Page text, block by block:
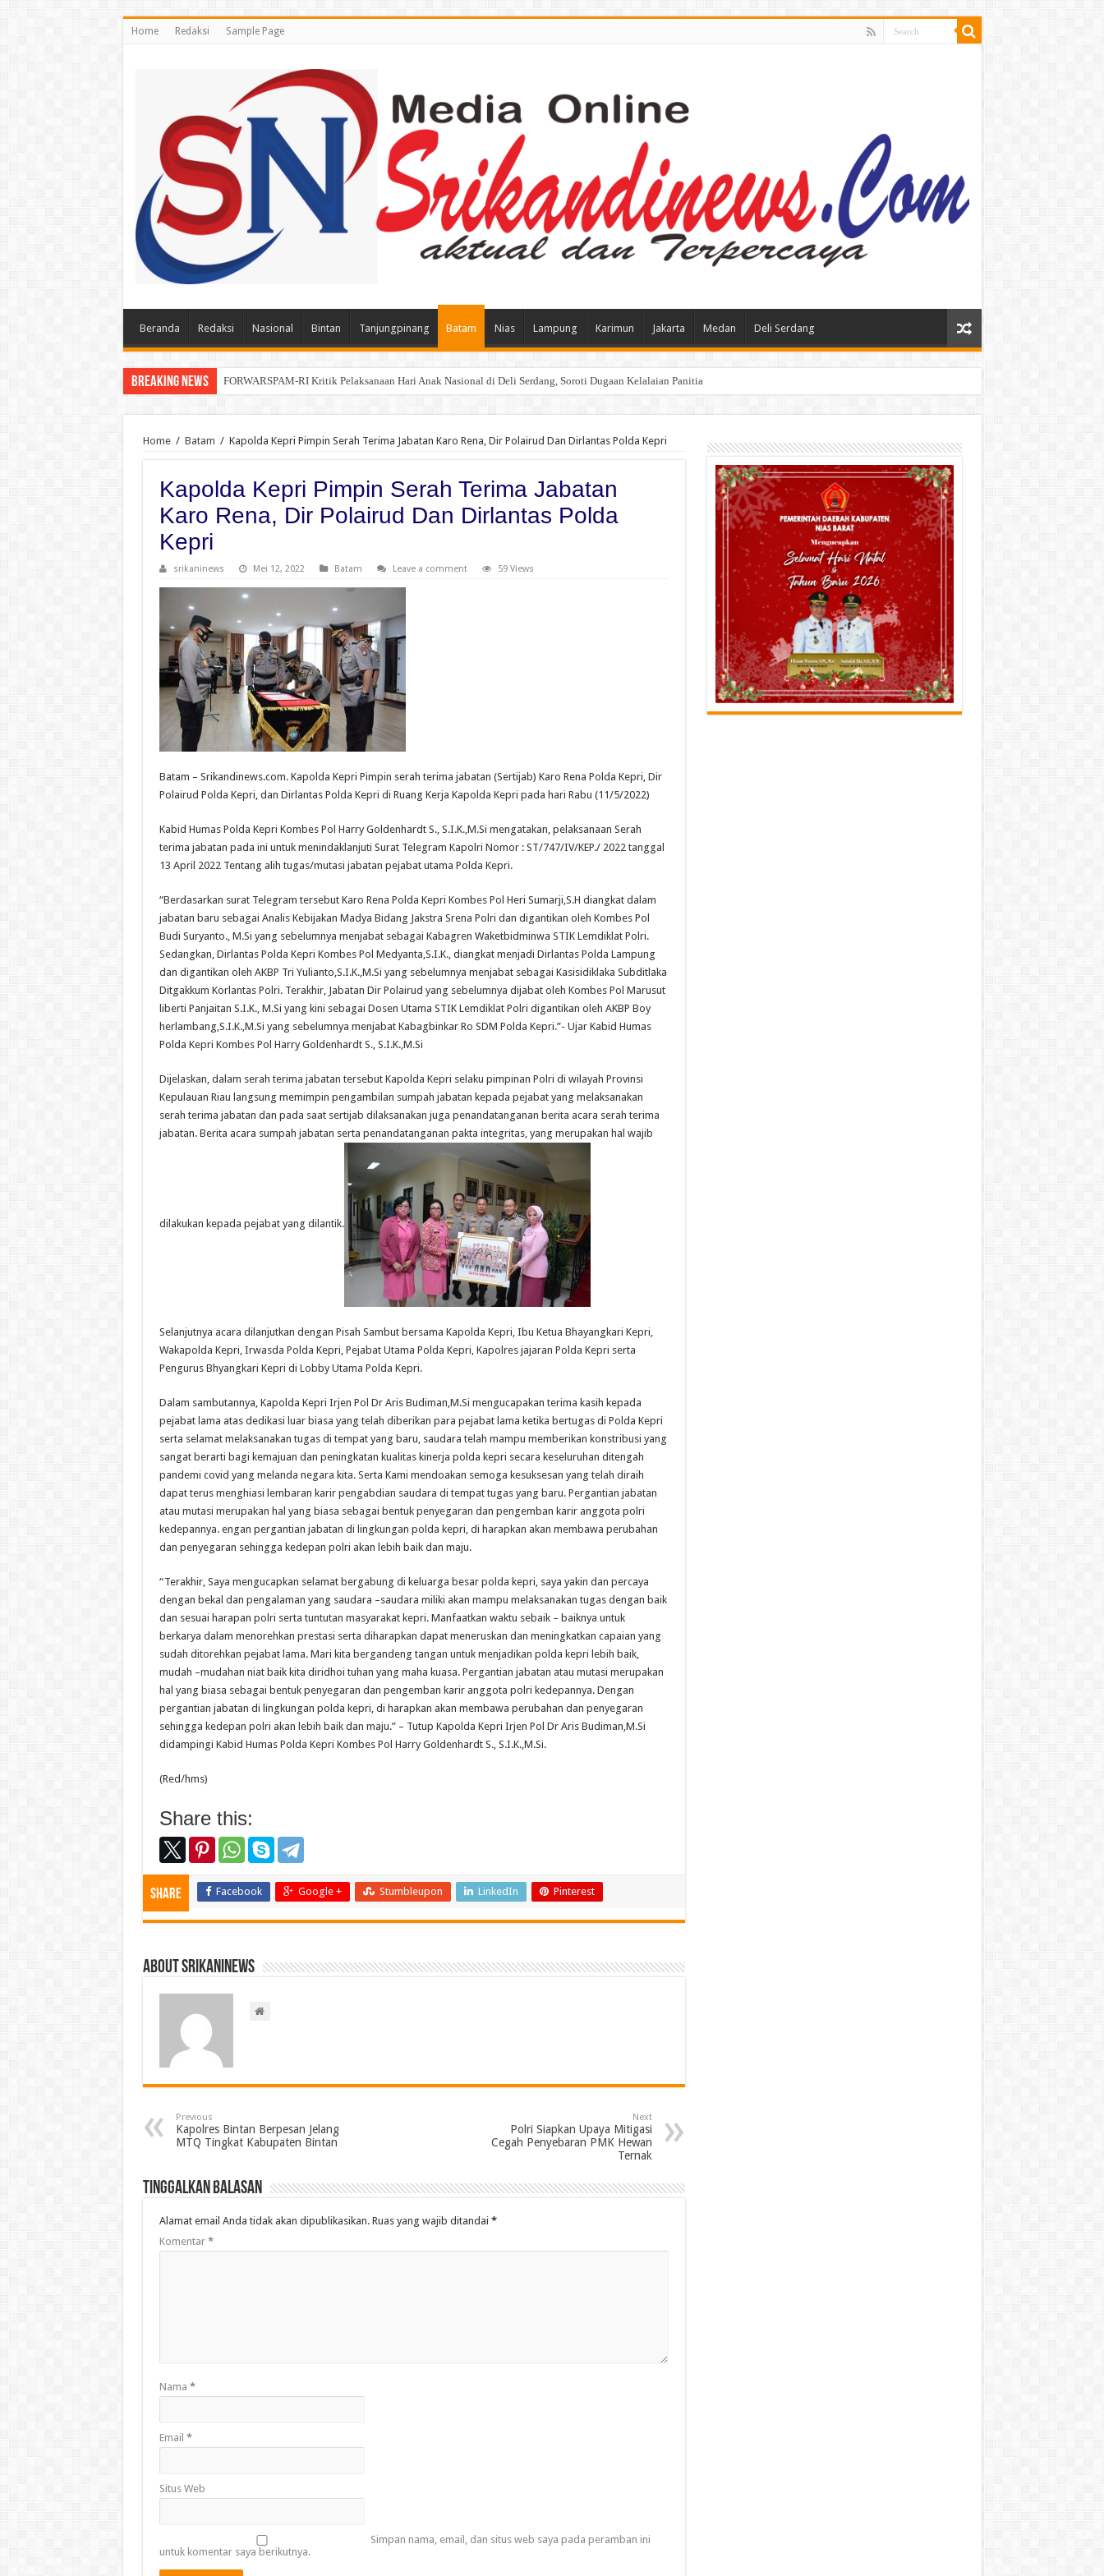
Home Redaksi Sample Page
Beranda Redaksi Nasional Bintan Tanjungpinang Batam Nias Lampung Karimun Jakarta Medan Deli Serdang
Breaking News Kelalaian Panitia : Menginjak Injak Kewibawaan Bupati Deli Serdang.
Home / Batam / Kapolda Kepri Pimpin Serah Terima Jabatan Karo Rena, Dir Polairud Dan Dirlantas Polda Kepri
Kapolda Kepri Pimpin Serah Terima Jabatan
Karo Rena, Dir Polairud Dan Dirlantas Polda
Kepri
srikaninews Mei 12, 2022 Batam Leave a comment 59 Views
Batam – Srikandinews.com. Kapolda Kepri Pimpin serah terima jabatan (Sertijab) Karo Rena Polda Kepri, Dir
Polairud Polda Kepri, dan Dirlantas Polda Kepri di Ruang Kerja Kapolda Kepri pada hari Rabu (11/5/2022)
Kabid Humas Polda Kepri Kombes Pol Harry Goldenhardt S., S.I.K.,M.Si mengatakan, pelaksanaan Serah
terima jabatan pada ini untuk menindaklanjuti Surat Telegram Kapolri Nomor : ST/747/IV/KEP./ 2022 tanggal
13 April 2022 Tentang alih tugas/mutasi jabatan pejabat utama Polda Kepri.
“Berdasarkan surat Telegram tersebut Karo Rena Polda Kepri Kombes Pol Heri Sumarji,S.H diangkat dalam
jabatan baru sebagai Analis Kebijakan Madya Bidang Jakstra Srena Polri dan digantikan oleh Kombes Pol
Budi Suryanto., M.Si yang sebelumnya menjabat sebagai Kabagren Waketbidminwa STIK Lemdiklat Polri.
Sedangkan, Dirlantas Polda Kepri Kombes Pol Medyanta,S.I.K., diangkat menjadi Dirlantas Polda Lampung
dan digantikan oleh AKBP Tri Yulianto,S.I.K.,M.Si yang sebelumnya menjabat sebagai Kasisidiklaka Subditlaka
Ditgakkum Korlantas Polri. Terakhir, Jabatan Dir Polairud yang sebelumnya dijabat oleh Kombes Pol Marusut
liberti Panjaitan S.I.K., M.Si yang kini sebagai Dosen Utama STIK Lemdiklat Polri digantikan oleh AKBP Boy
herlambang,S.I.K.,M.Si yang sebelumnya menjabat Kabagbinkar Ro SDM Polda Kepri.”- Ujar Kabid Humas
Polda Kepri Kombes Pol Harry Goldenhardt S., S.I.K.,M.Si
Dijelaskan, dalam serah terima jabatan tersebut Kapolda Kepri selaku pimpinan Polri di wilayah Provinsi
Kepulauan Riau langsung memimpin pengambilan sumpah jabatan kepada pejabat yang melaksanakan
serah terima jabatan dan pada saat sertijab dilaksanakan juga penandatanganan berita acara serah terima
jabatan. Berita acara sumpah jabatan serta penandatanganan pakta integritas, yang merupakan hal wajib
dilakukan kepada pejabat yang dilantik.
Selanjutnya acara dilanjutkan dengan Pisah Sambut bersama Kapolda Kepri, Ibu Ketua Bhayangkari Kepri,
Wakapolda Kepri, Irwasda Polda Kepri, Pejabat Utama Polda Kepri, Kapolres jajaran Polda Kepri serta
Pengurus Bhyangkari Kepri di Lobby Utama Polda Kepri.
Dalam sambutannya, Kapolda Kepri Irjen Pol Dr Aris Budiman,M.Si mengucapakan terima kasih kepada
pejabat lama atas dedikasi luar biasa yang telah diberikan para pejabat lama ketika bertugas di Polda Kepri
serta selamat melaksanakan tugas di tempat yang baru, saudara telah mampu memberikan konstribusi yang
sangat berarti bagi kemajuan dan peningkatan kualitas kinerja polda kepri secara keseluruhan ditengah
pandemi covid yang melanda negara kita. Serta Kami mendoakan semoga kesuksesan yang telah diraih
dapat terus menghiasi lembaran karir pengabdian saudara di tempat tugas yang baru. Pergantian jabatan
atau mutasi merupakan hal yang biasa sebagai bentuk penyegaran dan pengemban karir anggota polri
kedepannya. engan pergantian jabatan di lingkungan polda kepri, di harapkan akan membawa perubahan
dan penyegaran sehingga kedepan polri akan lebih baik dan maju.
“Terakhir, Saya mengucapkan selamat bergabung di keluarga besar polda kepri, saya yakin dan percaya
dengan bekal dan pengalaman yang saudara –saudara miliki akan mampu melaksanakan tugas dengan baik
dan sesuai harapan polri serta tuntutan masyarakat kepri. Manfaatkan waktu sebaik – baiknya untuk
berkarya dalam menorehkan prestasi serta diharapkan dapat meneruskan dan meningkatkan capaian yang
sudah ditorehkan pejabat lama. Mari kita bergandeng tangan untuk menjadikan polda kepri lebih baik,
mudah –mudahan niat baik kita diridhoi tuhan yang maha kuasa. Pergantian jabatan atau mutasi merupakan
hal yang biasa sebagai bentuk penyegaran dan pengemban karir anggota polri kedepannya. Dengan
pergantian jabatan di lingkungan polda kepri, di harapkan akan membawa perubahan dan penyegaran
sehingga kedepan polri akan lebih baik dan maju.” – Tutup Kapolda Kepri Irjen Pol Dr Aris Budiman,M.Si
didampingi Kabid Humas Polda Kepri Kombes Pol Harry Goldenhardt S., S.I.K.,M.Si.
(Red/hms)
Share this:
Share Facebook Google + Stumbleupon LinkedIn Pinterest
About srikaninews
Previous
Kapolres Bintan Berpesan Jelang
MTQ Tingkat Kabupaten Bintan
Next
Polri Siapkan Upaya Mitigasi
Cegah Penyebaran PMK Hewan
Ternak
Tinggalkan Balasan
Alamat email Anda tidak akan dipublikasikan. Ruas yang wajib ditandai *
Komentar *
Nama *
Email *
Situs Web
Simpan nama, email, dan situs web saya pada peramban ini
untuk komentar saya berikutnya.